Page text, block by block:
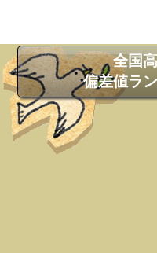
全国
偏差値ラ